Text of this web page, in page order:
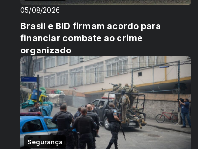
05/08/2026
Brasil e BID firmam acordo para
financiar combate ao crime
organizado
Segurança